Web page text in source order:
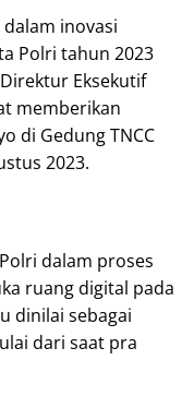
inovasi
Polri tahun 2023
Eksekutif
memberikan
di Gedung TNCC
2023.
dalam proses
ruang digital pada
dinilai sebagai
dari saat pra